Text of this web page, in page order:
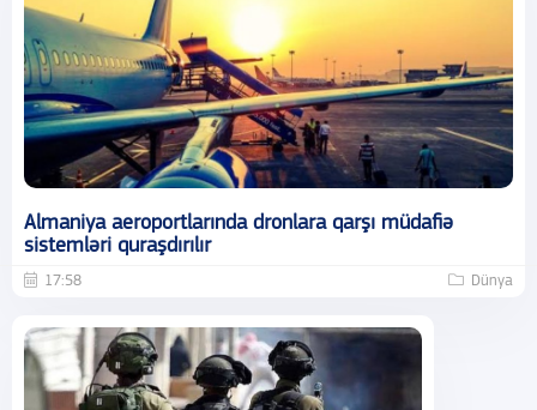
Almaniya aeroportlarında dronlara qarşı müdafiə
sistemləri quraşdırılır
17:58 Dünya